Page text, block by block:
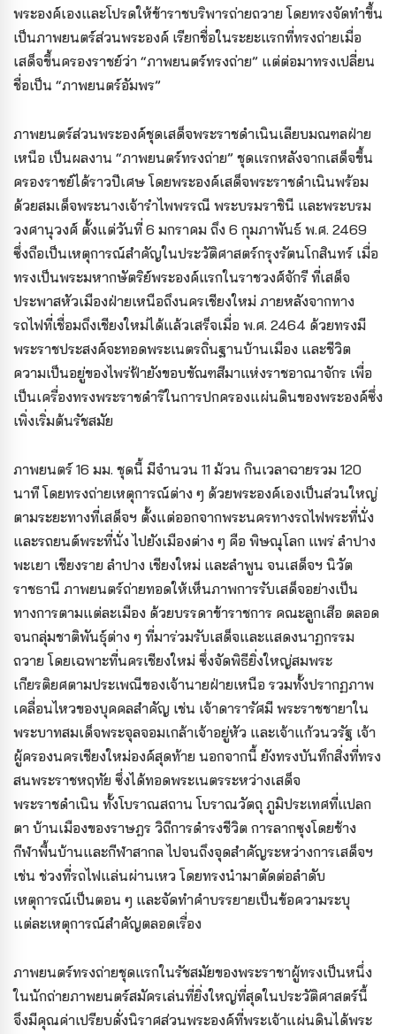
พระองค์เองและโปรดให้ข้าราชบริพารถ่ายถวาย โดยทรงจัดทำขึ้น
เป็นภาพยนตร์ส่วนพระองค์ เรียกชื่อในระยะแรกที่ทรงถ่ายเมื่อ
เสด็จขึ้นครองราชย์ว่า “ภาพยนตร์ทรงถ่าย” แต่ต่อมาทรงเปลี่ยน
ชื่อเป็น “ภาพยนตร์อัมพร”
ภาพยนตร์ส่วนพระองค์ชุดเสด็จพระราชดำเนินเลียบมณฑลฝ่าย
เหนือ เป็นผลงาน “ภาพยนตร์ทรงถ่าย” ชุดแรกหลังจากเสด็จขึ้น
ครองราชย์ได้ราวปีเศษ โดยพระองค์เสด็จพระราชดำเนินพร้อม
ด้วยสมเด็จพระนางเจ้ารำไพพรรณี พระบรมราชินี และพระบรม
วงศานุวงศ์ ตั้งแต่วันที่ 6 มกราคม ถึง 6 กุมภาพันธ์ พ.ศ. 2469
ซึ่งถือเป็นเหตุการณ์สำคัญในประวัติศาสตร์กรุงรัตนโกสินทร์ เมื่อ
ทรงเป็นพระมหากษัตริย์พระองค์แรกในราชวงศ์จักรี ที่เสด็จ
ประพาสหัวเมืองฝ่ายเหนือถึงนครเชียงใหม่ ภายหลังจากทาง
รถไฟที่เชื่อมถึงเชียงใหม่ได้แล้วเสร็จเมื่อ พ.ศ. 2464 ด้วยทรงมี
พระราชประสงค์จะทอดพระเนตรถิ่นฐานบ้านเมือง และชีวิต
ความเป็นอยู่ของไพร่ฟ้ายังขอบขัณฑสีมาแห่งราชอาณาจักร เพื่อ
เป็นเครื่องทรงพระราชดำริในการปกครองแผ่นดินของพระองค์ซึ่ง
เพิ่งเริ่มต้นรัชสมัย
ภาพยนตร์ 16 มม. ชุดนี้ มีจำนวน 11 ม้วน กินเวลาฉายรวม 120
นาที โดยทรงถ่ายเหตุการณ์ต่าง ๆ ด้วยพระองค์เองเป็นส่วนใหญ่
ตามระยะทางที่เสด็จฯ ตั้งแต่ออกจากพระนครทางรถไฟพระที่นั่ง
และรถยนต์พระที่นั่ง ไปยังเมืองต่าง ๆ คือ พิษณุโลก แพร่ ลำปาง
พะเยา เชียงราย ลำปาง เชียงใหม่ และลำพูน จนเสด็จฯ นิวัต
ราชธานี ภาพยนตร์ถ่ายทอดให้เห็นภาพการรับเสด็จอย่างเป็น
ทางการตามแต่ละเมือง ด้วยบรรดาข้าราชการ คณะลูกเสือ ตลอด
จนกลุ่มชาติพันธุ์ต่าง ๆ ที่มาร่วมรับเสด็จและแสดงนาฏกรรม
ถวาย โดยเฉพาะที่นครเชียงใหม่ ซึ่งจัดพิธียิ่งใหญ่สมพระ
เกียรติยศตามประเพณีของเจ้านายฝ่ายเหนือ รวมทั้งปรากฏภาพ
เคลื่อนไหวของบุคคลสำคัญ เช่น เจ้าดารารัศมี พระราชชายาใน
พระบาทสมเด็จพระจุลจอมเกล้าเจ้าอยู่หัว และเจ้าแก้วนวรัฐ เจ้า
ผู้ครองนครเชียงใหม่องค์สุดท้าย นอกจากนี้ ยังทรงบันทึกสิ่งที่ทรง
สนพระราชหฤทัย ซึ่งได้ทอดพระเนตรระหว่างเสด็จ
พระราชดำเนิน ทั้งโบราณสถาน โบราณวัตถุ ภูมิประเทศที่แปลก
ตา บ้านเมืองของราษฎร วิถีการดำรงชีวิต การลากซุงโดยช้าง
กีฬาพื้นบ้านและกีฬาสากล ไปจนถึงจุดสำคัญระหว่างการเสด็จฯ
เช่น ช่วงที่รถไฟแล่นผ่านเหว โดยทรงนำมาตัดต่อลำดับ
เหตุการณ์เป็นตอน ๆ และจัดทำคำบรรยายเป็นข้อความระบุ
แต่ละเหตุการณ์สำคัญตลอดเรื่อง
ภาพยนตร์ทรงถ่ายชุดแรกในรัชสมัยของพระราชาผู้ทรงเป็นหนึ่ง
ในนักถ่ายภาพยนตร์สมัครเล่นที่ยิ่งใหญ่ที่สุดในประวัติศาสตร์นี้
จึงมีคุณค่าเปรียบดั่งนิราศส่วนพระองค์ที่พระเจ้าแผ่นดินได้พระ